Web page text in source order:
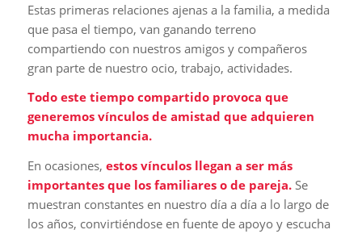
Estas primeras relaciones ajenas a la familia, a medida
que pasa el tiempo, van ganando terreno
compartiendo con nuestros amigos y compañeros
gran parte de nuestro ocio, trabajo, actividades.
Todo este tiempo compartido provoca que
generemos vínculos de amistad que adquieren
mucha importancia.
En ocasiones, estos vínculos llegan a ser más
importantes que los familiares o de pareja.Se
muestran constantes en nuestro día a día a lo largo de
los años, convirtiéndose en fuente de apoyo y escucha